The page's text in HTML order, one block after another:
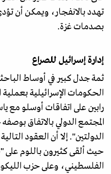
تهدد بالانفجار، ويمكن أن
بصدمات غزة.
إدارة إسرائيل للصراع
ثمة جدل كبير في أوساط
الحكومات الإسرائيلية
المجتمع الدولي بالاتفاق
الدولتين". إلا أن العقود
حيث ألقى كثيرون باللوم
الفلسطيني، وعلى حزب